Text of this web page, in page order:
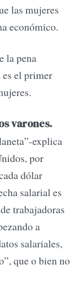
las mujeres
económico.
la pena
el primer
varones.
explica
por
dólar
salarial es
trabajadoras
a
salariales,
que o bien no